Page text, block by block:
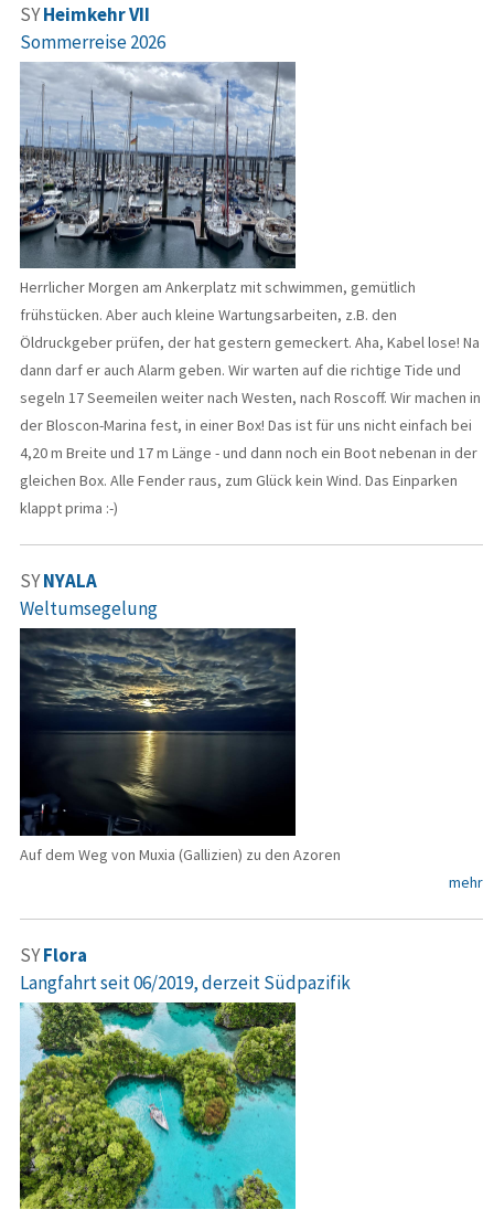
SYHeimkehr VII
Sommerreise 2026
Herrlicher Morgen am Ankerplatz mit schwimmen, gemütlich
frühstücken. Aber auch kleine Wartungsarbeiten, z.B. den
Öldruckgeber prüfen, der hat gestern gemeckert. Aha, Kabel lose! Na
dann darf er auch Alarm geben. Wir warten auf die richtige Tide und
segeln 17 Seemeilen weiter nach Westen, nach Roscoff. Wir machen in
der Bloscon-Marina fest, in einer Box! Das ist für uns nicht einfach bei
4,20 m Breite und 17 m Länge - und dann noch ein Boot nebenan in der
gleichen Box. Alle Fender raus, zum Glück kein Wind. Das Einparken
klappt prima :-)
SYNYALA
Weltumsegelung
Auf dem Weg von Muxia (Gallizien) zu den Azoren
mehr
SYFlora
Langfahrt seit 06/2019, derzeit Südpazifik